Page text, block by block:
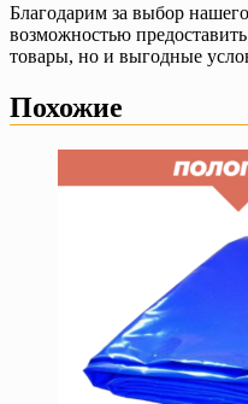
Благодарим за выбор
возможностью
товары, но и выгодные
Похожие